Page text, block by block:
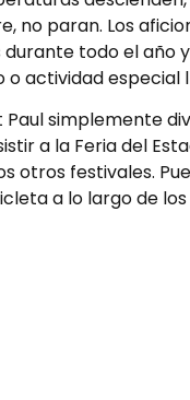
no paran. Los
todo el año
actividad especial
simplemente
a la Feria del
otros festivales.
a lo largo de